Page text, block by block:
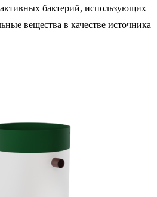
бактерий, использующих
вещества в качестве источника